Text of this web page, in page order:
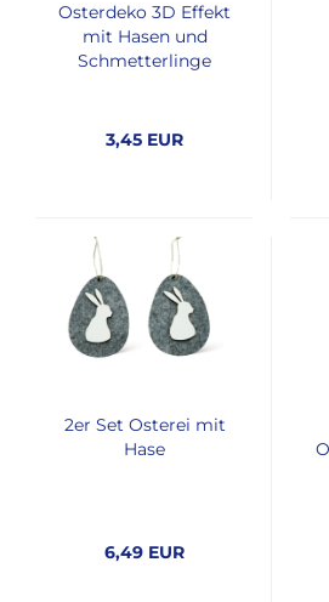
Osterdeko 3D Effekt
mit Hasen und
Schmetterlinge
3,45 EUR
2er Set Osterei mit
Hase
6,49 EUR